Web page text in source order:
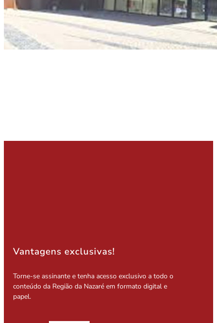
Vantagens exclusivas!
Torne-se assinante e tenha acesso exclusivo a todo o
conteúdo da Região da Nazaré em formato digital e
papel.